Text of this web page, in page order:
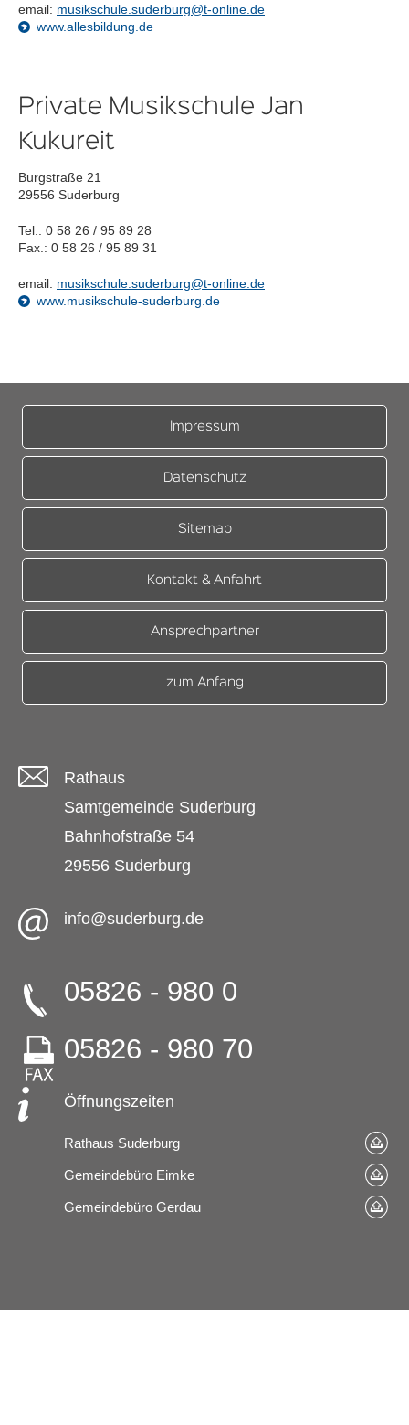
email: musikschule.suderburg@t-online.de
www.allesbildung.de
Private Musikschule Jan
Kukureit
Burgstraße 21
29556 Suderburg
Tel.: 0 58 26 / 95 89 28
Fax.: 0 58 26 / 95 89 31
email: musikschule.suderburg@t-online.de
www.musikschule-suderburg.de
Impressum
Datenschutz
Sitemap
Kontakt & Anfahrt
Ansprechpartner
zum Anfang
Rathaus
Samtgemeinde Suderburg
Bahnhofstraße 54
29556 Suderburg
info@suderburg.de
05826 - 980 0
05826 - 980 70
Öffnungszeiten
Rathaus Suderburg
Gemeindebüro Eimke
Gemeindebüro Gerdau